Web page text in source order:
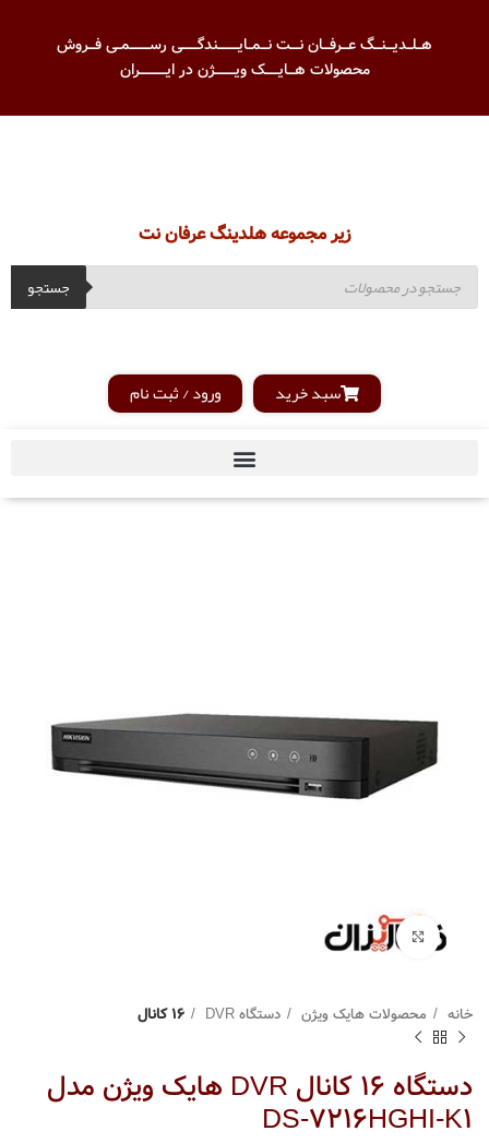
هــلــدیـــنـــگ عـــرفـــان نــــت نـــمــایـــــــــندگـــــــی رســـــــــمــی فـــروش
محصولات هـــایــــــک ویـــــــــژن در ایــــــــــــران
زیر مجموعه هلدینگ عرفان نت
جستجو
سبد خرید ورود / ثبت نام
Click to enlarge
خانه محصولات هایک ویژن دستگاه DVR 16 کانال
دستگاه 16 کانال DVR هایک ویژن مدل
DS-7216HGHI-K1